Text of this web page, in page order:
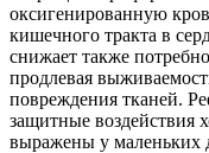
оксигенированную
кишечного тракта в
снижает также
продлевая
повреждения тканей.
защитные воздействия
выражены у маленьких